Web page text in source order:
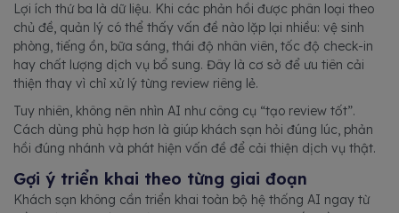
Lợi ích thứ ba là dữ liệu. Khi các phản hồi được phân loại theo
chủ đề, quản lý có thể thấy vấn đề nào lặp lại nhiều: vệ sinh
phòng, tiếng ồn, bữa sáng, thái độ nhân viên, tốc độ check-in
hay chất lượng dịch vụ bổ sung. Đây là cơ sở để ưu tiên cải
thiện thay vì chỉ xử lý từng review riêng lẻ.
Tuy nhiên, không nên nhìn AI như công cụ “tạo review tốt”.
Cách dùng phù hợp hơn là giúp khách sạn hỏi đúng lúc, phản
hồi đúng nhánh và phát hiện vấn đề để cải thiện dịch vụ thật.
Gợi ý triển khai theo từng giai đoạn
Khách sạn không cần triển khai toàn bộ hệ thống AI ngay từ